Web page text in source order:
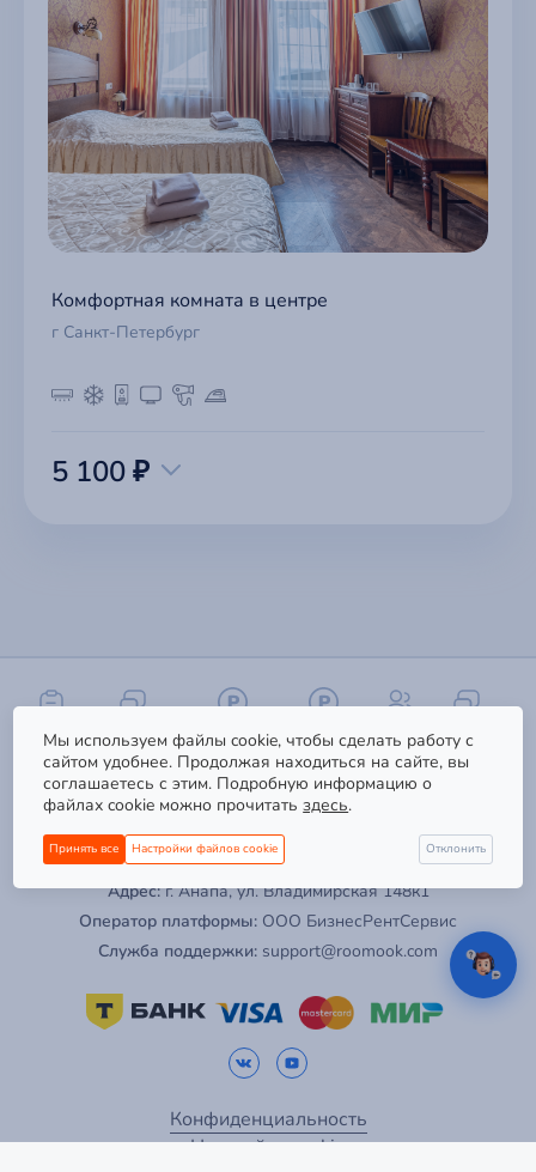
Комфортная комната в центре
г Санкт-Петербург
5 100 ₽
Снять Сдать Партнер RMK О нас Ещё
e-mail:info@roomook.com
Адрес:г. Анапа, ул. Владимирская 148к1
Оператор платформы: ООО БизнесРентСервис
Служба поддержки: support@roomook.com
Конфиденциальность
Настройки cookie
Мы используем файлы cookie, чтобы сделать работу с
сайтом удобнее. Продолжая находиться на сайте, вы
соглашаетесь с этим. Подробную информацию о
файлах cookie можно прочитатьздесь.
Принять все Настройки файлов cookie Отклонить
Отправить письмо на email
Заказать звонок
Связаться с нами по телефону
Создать обращение
Требуется авторизация
→